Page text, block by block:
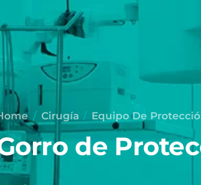
Cirugía Equipo De
de